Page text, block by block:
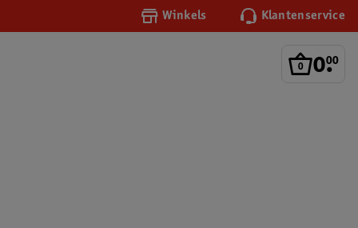
Winkels Klantenservice
0.
00